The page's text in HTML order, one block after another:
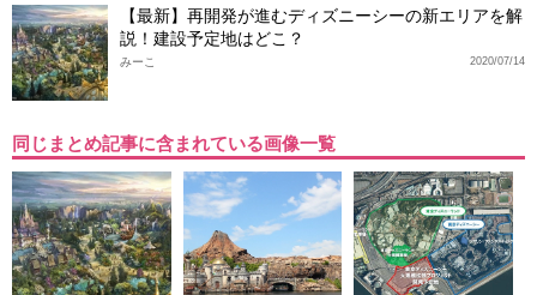
【最新】再開発が進むディズニーシーの新エリアを解
説！建設予定地はどこ？
2020/07/14
みーこ
同じまとめ記事に含まれている画像一覧